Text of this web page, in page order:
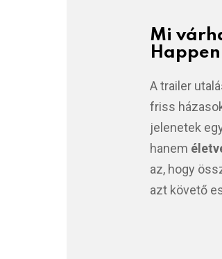
Mi
A trailer
friss
jelenetek
hanem
az, hogy
azt követő